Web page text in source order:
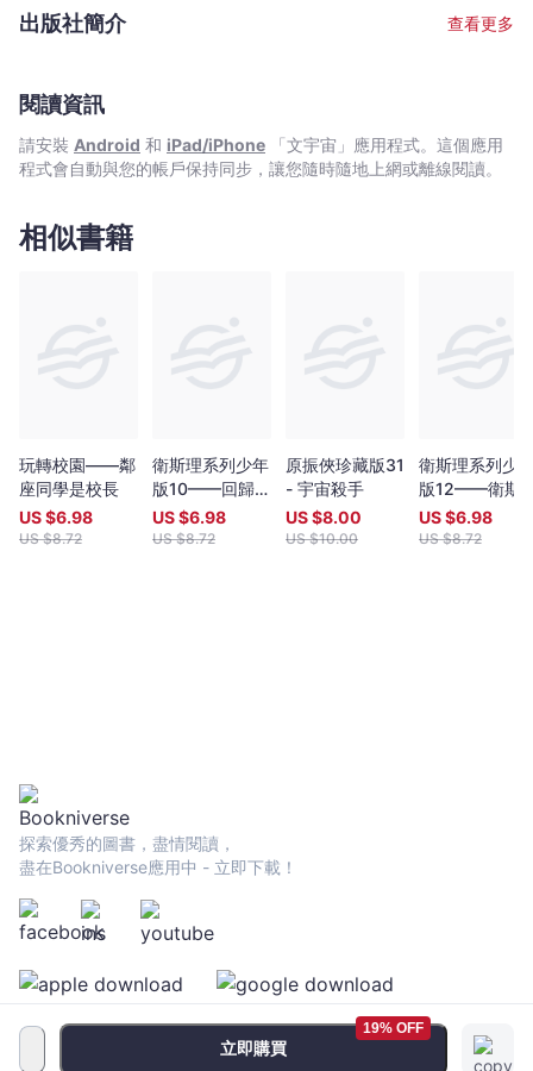
啟文 從害怕寫作變成天天寫作，從一名編劇變成了小說作者。在接
小說，因為筆下一字一句都能原汁原味送到讀者面前，格外親切。
說系列廣受小讀者歡迎，長踞暢銷書榜。 繪畫﹕余遠鍠 從事多年漫
畫工作。著名作品有﹕《數碼暴龍》（改編自日本著名動畫,行銷全
好書之一）,《動夢成真》（中學電影動畫藝術教材——香港生產力
促進局製作）,《大偵探福爾摩斯》（全港最受歡迎圖畫故事系列，
出版社簡介 查看更多
閱讀資訊
請安裝 Android 和 iPad/iPhone 「文宇宙」應用程式。這個應用
程式會自動與您的帳戶保持同步，讓您隨時隨地上網或離線閱讀。
相似書籍
玩轉校園——鄰
座同學是校長
US $6.98
US $8.72
衛斯理系列少年
版10——回歸悲
劇（上）
US $6.98
US $8.72
原振俠珍藏版31
- 宇宙殺手
US $8.00
US $10.00
衛斯理系列少
版12——衛斯
與白素（上）
US $6.98
US $8.72
立即購買
19% OFF
探索優秀的圖書，盡情閱讀，
盡在Bookniverse應用中 - 立即下載！